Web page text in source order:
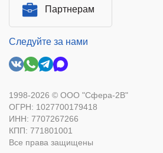
Партнерам
Следуйте за нами
1998-2026 © ООО "Сфера-2В"
ОГРН: 1027700179418
ИНН: 7707267266
КПП: 771801001
Все права защищены